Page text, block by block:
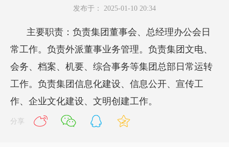
发布于： 2025-01-10 20:34
主要职责：负责集团董事会、总经理办公会日
常工作。负责外派董事业务管理。负责集团文电、
会务、档案、机要、综合事务等集团总部日常运转
工作。负责集团信息化建设、信息公开、宣传工
作、企业文化建设、文明创建工作。
分享